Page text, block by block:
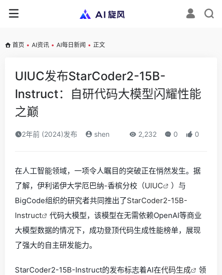
首页 • AI资讯 • AI每日新闻 • 正文
UIUC发布StarCoder2-15B-
Instruct：自研代码大模型闪耀性能
之巅
2年前 (2024)发布 shen 2,232 0 0
在人工智能领域，一项令人瞩目的突破正在悄然发生。据
了解，伊利诺伊大学厄巴纳-香槟分校（UIUC
）与
BigCode组织的研究者共同推出了StarCoder2-15B-
Instruct
代码大模型，该模型在无需依赖OpenAI等商业
大模型数据的情况下，成功登顶代码生成性能榜单，展现
了强大的自主研发能力。
StarCoder2-15B-Instruct的发布标志着AI在代码生成
领